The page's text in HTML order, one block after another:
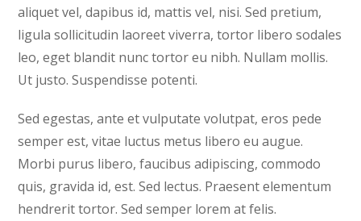
aliquet vel, dapibus id, mattis vel, nisi. Sed pretium,
ligula sollicitudin laoreet viverra, tortor libero sodales
leo, eget blandit nunc tortor eu nibh. Nullam mollis.
Ut justo. Suspendisse potenti.
Sed egestas, ante et vulputate volutpat, eros pede
semper est, vitae luctus metus libero eu augue.
Morbi purus libero, faucibus adipiscing, commodo
quis, gravida id, est. Sed lectus. Praesent elementum
hendrerit tortor. Sed semper lorem at felis.